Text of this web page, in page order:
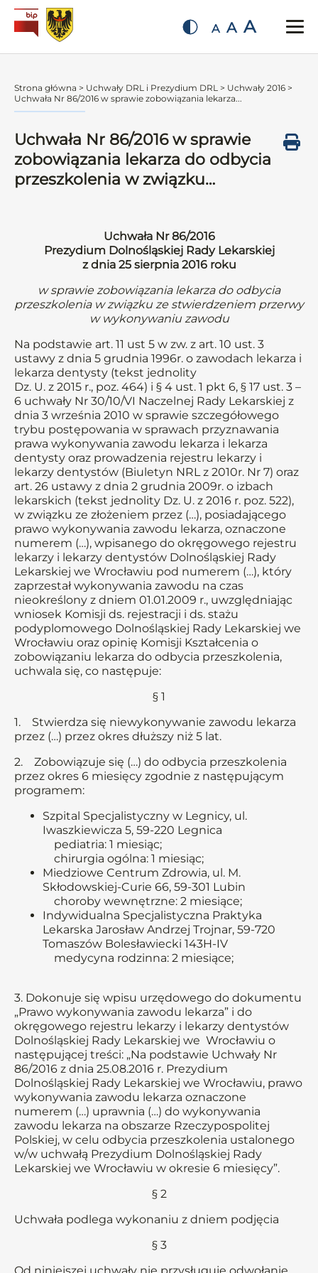
A A A
Strona główna > Uchwały DRL i Prezydium DRL > Uchwały 2016 >
Uchwała Nr 86/2016 w sprawie zobowiązania lekarza...
Uchwała Nr 86/2016 w sprawie
zobowiązania lekarza do odbycia
przeszkolenia w związku…
Uchwała Nr 86/2016
Prezydium Dolnośląskiej Rady Lekarskiej
z dnia 25 sierpnia 2016 roku
w sprawie zobowiązania lekarza do odbycia
przeszkolenia w związku ze stwierdzeniem przerwy
w wykonywaniu zawodu
Na podstawie art. 11 ust 5 w zw. z art. 10 ust. 3
ustawy z dnia 5 grudnia 1996r. o zawodach lekarza i
lekarza dentysty (tekst jednolity
Dz. U. z 2015 r., poz. 464) i § 4 ust. 1 pkt 6, § 17 ust. 3 –
6 uchwały Nr 30/10/VI Naczelnej Rady Lekarskiej z
dnia 3 września 2010 w sprawie szczegółowego
trybu postępowania w sprawach przyznawania
prawa wykonywania zawodu lekarza i lekarza
dentysty oraz prowadzenia rejestru lekarzy i
lekarzy dentystów (Biuletyn NRL z 2010r. Nr 7) oraz
art. 26 ustawy z dnia 2 grudnia 2009r. o izbach
lekarskich (tekst jednolity Dz. U. z 2016 r. poz. 522),
w związku ze złożeniem przez (…), posiadającego
prawo wykonywania zawodu lekarza, oznaczone
numerem (…), wpisanego do okręgowego rejestru
lekarzy i lekarzy dentystów Dolnośląskiej Rady
Lekarskiej we Wrocławiu pod numerem (…), który
zaprzestał wykonywania zawodu na czas
nieokreślony z dniem 01.01.2009 r., uwzględniając
wniosek Komisji ds. rejestracji i ds. stażu
podyplomowego Dolnośląskiej Rady Lekarskiej we
Wrocławiu oraz opinię Komisji Kształcenia o
zobowiązaniu lekarza do odbycia przeszkolenia,
uchwala się, co następuje:
§ 1
1. Stwierdza się niewykonywanie zawodu lekarza
przez (…) przez okres dłuższy niż 5 lat.
2. Zobowiązuje się (…) do odbycia przeszkolenia
przez okres 6 miesięcy zgodnie z następującym
programem:
Szpital Specjalistyczny w Legnicy, ul.
Iwaszkiewicza 5, 59-220 Legnica
pediatria: 1 miesiąc;
chirurgia ogólna: 1 miesiąc;
Miedziowe Centrum Zdrowia, ul. M.
Skłodowskiej-Curie 66, 59-301 Lubin
choroby wewnętrzne: 2 miesiące;
Indywidualna Specjalistyczna Praktyka
Lekarska Jarosław Andrzej Trojnar, 59-720
Tomaszów Bolesławiecki 143H-IV
medycyna rodzinna: 2 miesiące;
3. Dokonuje się wpisu urzędowego do dokumentu
„Prawo wykonywania zawodu lekarza” i do
okręgowego rejestru lekarzy i lekarzy dentystów
Dolnośląskiej Rady Lekarskiej we Wrocławiu o
następującej treści: „Na podstawie Uchwały Nr
86/2016 z dnia 25.08.2016 r. Prezydium
Dolnośląskiej Rady Lekarskiej we Wrocławiu, prawo
wykonywania zawodu lekarza oznaczone
numerem (…) uprawnia (…) do wykonywania
zawodu lekarza na obszarze Rzeczypospolitej
Polskiej, w celu odbycia przeszkolenia ustalonego
w/w uchwałą Prezydium Dolnośląskiej Rady
Lekarskiej we Wrocławiu w okresie 6 miesięcy”.
§ 2
Uchwała podlega wykonaniu z dniem podjęcia
§ 3